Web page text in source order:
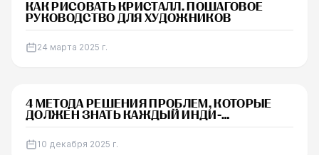
КАК РИСОВАТЬ КРИСТАЛЛ. ПОШАГОВОЕ
РУКОВОДСТВО ДЛЯ ХУДОЖНИКОВ
24 марта 2025 г.
4 МЕТОДА РЕШЕНИЯ ПРОБЛЕМ, КОТОРЫЕ
ДОЛЖЕН ЗНАТЬ КАЖДЫЙ ИНДИ-
РАЗРАБОТЧИК
10 декабря 2025 г.